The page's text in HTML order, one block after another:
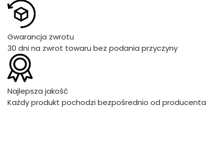
Gwarancja zwrotu
30 dni na zwrot towaru bez podania przyczyny
Najlepsza jakość
Każdy produkt pochodzi bezpośrednio od producenta